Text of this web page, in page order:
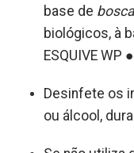
base de
biológicos, à
ESQUIVE WP
Desinfete os
ou álcool,